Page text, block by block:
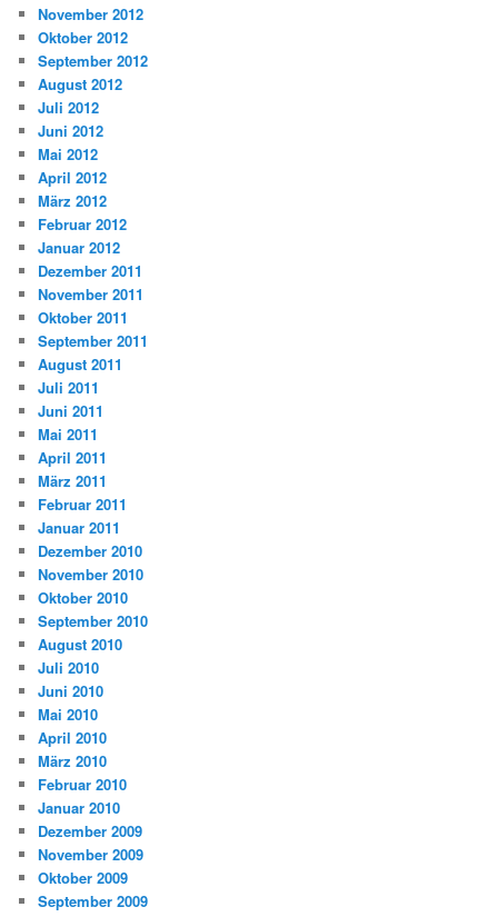
November 2012
Oktober 2012
September 2012
August 2012
Juli 2012
Juni 2012
Mai 2012
April 2012
März 2012
Februar 2012
Januar 2012
Dezember 2011
November 2011
Oktober 2011
September 2011
August 2011
Juli 2011
Juni 2011
Mai 2011
April 2011
März 2011
Februar 2011
Januar 2011
Dezember 2010
November 2010
Oktober 2010
September 2010
August 2010
Juli 2010
Juni 2010
Mai 2010
April 2010
März 2010
Februar 2010
Januar 2010
Dezember 2009
November 2009
Oktober 2009
September 2009